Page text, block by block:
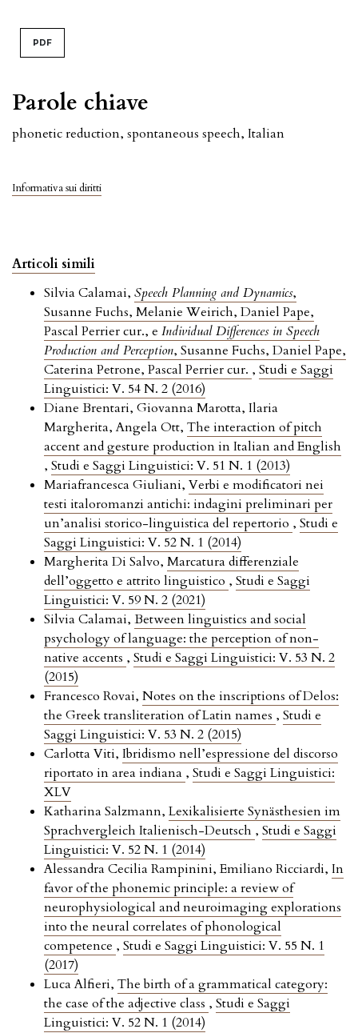
Parole chiave
phonetic reduction, spontaneous speech, Italian
Informativa sui diritti
PDF
Articoli simili
Silvia Calamai, Speech Planning and Dynamics,
Susanne Fuchs, Melanie Weirich, Daniel Pape,
Pascal Perrier cur., e Individual Differences in Speech
Production and Perception, Susanne Fuchs, Daniel Pape,
Caterina Petrone, Pascal Perrier cur. , Studi e Saggi
Linguistici: V. 54 N. 2 (2016)
Diane Brentari, Giovanna Marotta, Ilaria
Margherita, Angela Ott, The interaction of pitch
accent and gesture production in Italian and English
, Studi e Saggi Linguistici: V. 51 N. 1 (2013)
Mariafrancesca Giuliani, Verbi e modificatori nei
testi italoromanzi antichi: indagini preliminari per
un’analisi storico-linguistica del repertorio , Studi e
Saggi Linguistici: V. 52 N. 1 (2014)
Margherita Di Salvo, Marcatura differenziale
dell’oggetto e attrito linguistico , Studi e Saggi
Linguistici: V. 59 N. 2 (2021)
Silvia Calamai, Between linguistics and social
psychology of language: the perception of non-
native accents , Studi e Saggi Linguistici: V. 53 N. 2
(2015)
Francesco Rovai, Notes on the inscriptions of Delos:
the Greek transliteration of Latin names , Studi e
Saggi Linguistici: V. 53 N. 2 (2015)
Carlotta Viti, Ibridismo nell’espressione del discorso
riportato in area indiana , Studi e Saggi Linguistici:
XLV
Katharina Salzmann, Lexikalisierte Synästhesien im
Sprachvergleich Italienisch-Deutsch , Studi e Saggi
Linguistici: V. 52 N. 1 (2014)
Alessandra Cecilia Rampinini, Emiliano Ricciardi, In
favor of the phonemic principle: a review of
neurophysiological and neuroimaging explorations
into the neural correlates of phonological
competence , Studi e Saggi Linguistici: V. 55 N. 1
(2017)
Luca Alfieri, The birth of a grammatical category:
the case of the adjective class , Studi e Saggi
Linguistici: V. 52 N. 1 (2014)